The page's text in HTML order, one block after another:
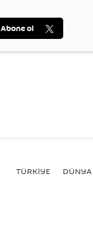
Abone ol
TÜRKIYE DÜNYA